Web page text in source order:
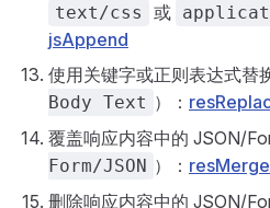
text/css 或
jsAppend
使用关键字或正则表达式替
Body Text ）：
覆盖响应内容中的 JSON/
Form/JSON ）： resMerge
删除响应内容中的 JSON/